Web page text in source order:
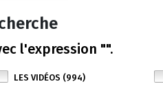
l'expression "".
LES VIDÉOS (994)